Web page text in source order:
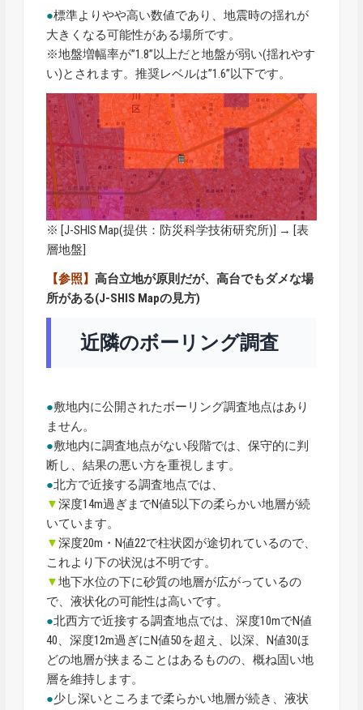
●標準よりやや高い数値であり、地震時の揺れが
大きくなる可能性がある場所です。
※地盤増幅率が”1.8”以上だと地盤が弱い(揺れやす
い)とされます。推奨レベルは”1.6”以下です。
※ [J-SHIS Map(提供：防災科学技術研究所)] → [表
層地盤]
【参照】高台立地が原則だが、高台でもダメな場
所がある(J-SHIS Mapの見方)
近隣のボーリング調査
●敷地内に公開されたボーリング調査地点はあり
ません。
●敷地内に調査地点がない段階では、保守的に判
断し、結果の悪い方を重視します。
●北方で近接する調査地点では、
▼深度14m過ぎまでN値5以下の柔らかい地層が続
いています。
▼深度20m・N値22で柱状図が途切れているので、
これより下の状況は不明です。
▼地下水位の下に砂質の地層が広がっているの
で、液状化の可能性は高いです。
●北西方で近接する調査地点では、深度10mでN値
40、深度12m過ぎにN値50を超え、以深、N値30ほ
どの地層が挟まることはあるものの、概ね固い地
層を維持します。
●少し深いところまで柔らかい地層が続き、液状